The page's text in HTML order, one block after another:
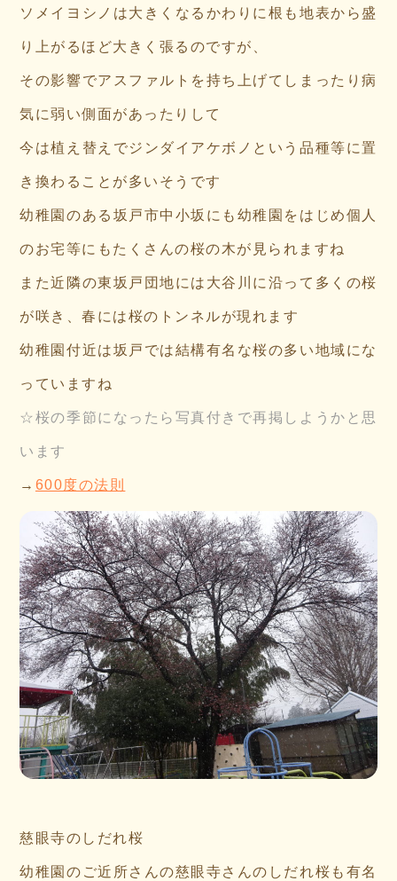
ソメイヨシノは大きくなるかわりに根も地表から盛
り上がるほど大きく張るのですが、
その影響でアスファルトを持ち上げてしまったり病
気に弱い側面があったりして
今は植え替えでジンダイアケボノという品種等に置
き換わることが多いそうです
幼稚園のある坂戸市中小坂にも幼稚園をはじめ個人
のお宅等にもたくさんの桜の木が見られますね
また近隣の東坂戸団地には大谷川に沿って多くの桜
が咲き、春には桜のトンネルが現れます
幼稚園付近は坂戸では結構有名な桜の多い地域にな
っていますね
☆桜の季節になったら写真付きで再掲しようかと思
います
→ 600度の法則
慈眼寺のしだれ桜
幼稚園のご近所さんの慈眼寺さんのしだれ桜も有名